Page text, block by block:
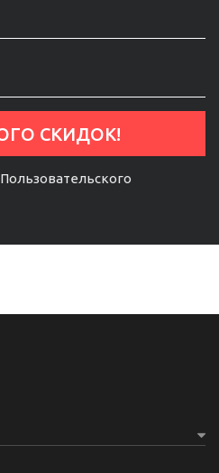
Пользовательского